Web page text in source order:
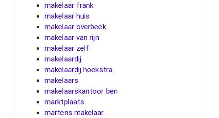
makelaar frank
makelaar huis
makelaar overbeek
makelaar van rijn
makelaar zelf
makelaardij
makelaardij hoekstra
makelaars
makelaarskantoor ben
marktplaats
martens makelaar